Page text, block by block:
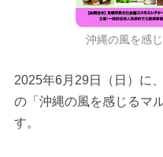
沖縄の風を感
2025年6月29日（日）に
の「沖縄の風を感じるマ
す。